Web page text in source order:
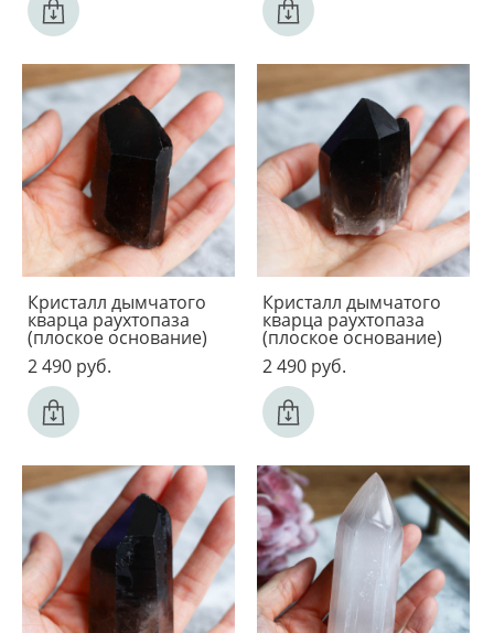
Кристалл дымчатого
кварца раухтопаза
(плоское основание)
2 490 pуб.
Кристалл дымчатого
кварца раухтопаза
(плоское основание)
2 490 pуб.